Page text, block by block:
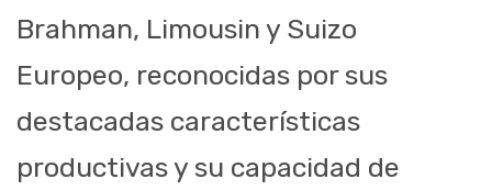
Brahman, Limousin y Suizo
Europeo, reconocidas por sus
destacadas características
productivas y su capacidad de